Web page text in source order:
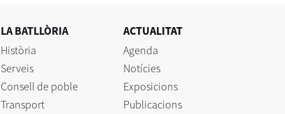
LA BATLLÒRIA
Història
Serveis
Consell de poble
Transport
ACTUALITAT
Agenda
Notícies
Exposicions
Publicacions